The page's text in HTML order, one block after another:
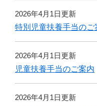
2026年4月1日更新
特別児童扶養手当のご
2026年4月1日更新
児童扶養手当のご案内
2026年4月1日更新